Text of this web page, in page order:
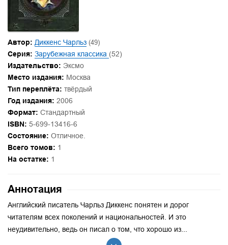
Автор: Диккенс Чарльз (49)
Серия: Зарубежная классика (52)
Издательство: Эксмо
Место издания: Москва
Тип переплёта: твёрдый
Год издания: 2006
Формат: Стандартный
ISBN: 5-699-13416-6
Состояние: Отличное.
Всего томов: 1
На остатке: 1
Аннотация
Английский писатель Чарльз Диккенс понятен и дорог
читателям всех поколений и национальностей. И это
неудивительно, ведь он писал о том, что хорошо из...